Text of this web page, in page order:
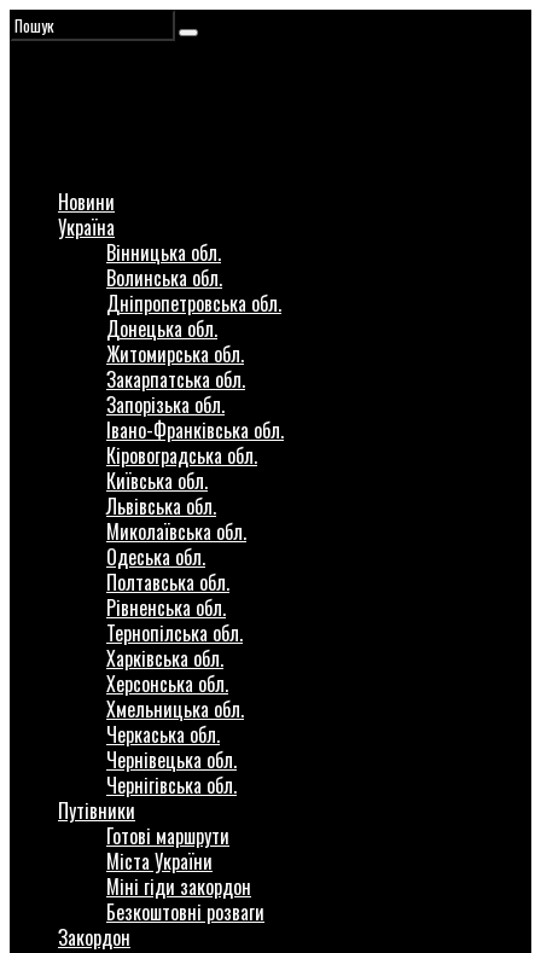
Новини
Україна
Вінницька обл.
Волинська обл.
Дніпропетровська обл.
Донецька обл.
Житомирська обл.
Закарпатська обл.
Запорізька обл.
Івано-Франківська обл.
Кіровоградська обл.
Київська обл.
Львівська обл.
Миколаївська обл.
Одеська обл.
Полтавська обл.
Рівненська обл.
Тернопілська обл.
Харківська обл.
Херсонська обл.
Хмельницька обл.
Черкаська обл.
Чернівецька обл.
Чернігівська обл.
Путівники
Готові маршрути
Міста України
Міні гіди закордон
Безкоштовні розваги
Закордон